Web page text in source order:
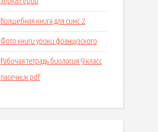
Волшебная книга для симс 2
Фото книги уроки французского
Рабочая тетрадь биология 9 класс
пасечник pdf